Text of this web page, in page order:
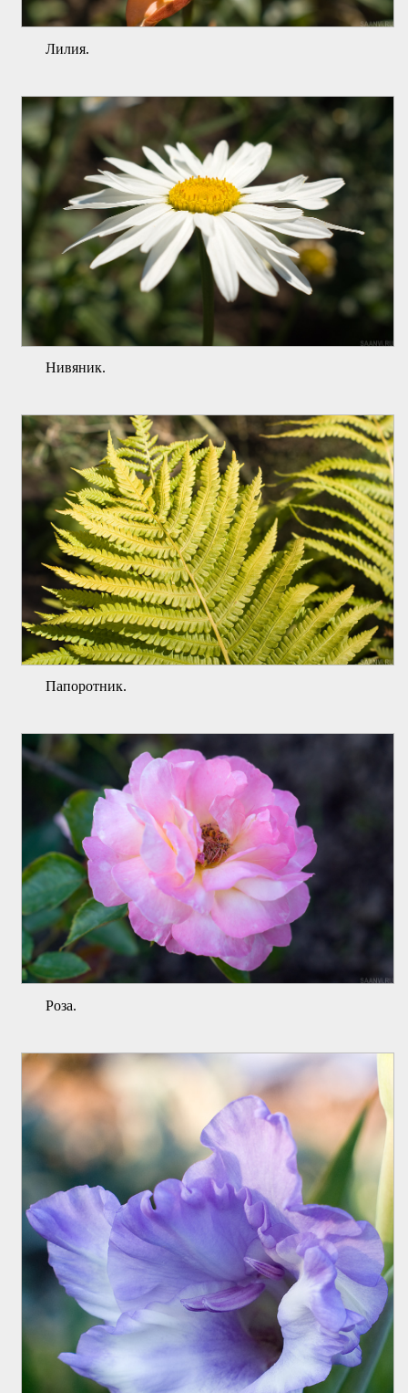
Лилия.
Нивяник.
Папоротник.
Роза.